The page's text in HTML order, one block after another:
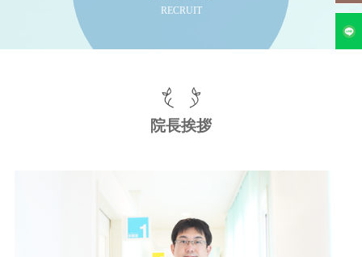
初診の方へ
RECRUIT
院長挨拶